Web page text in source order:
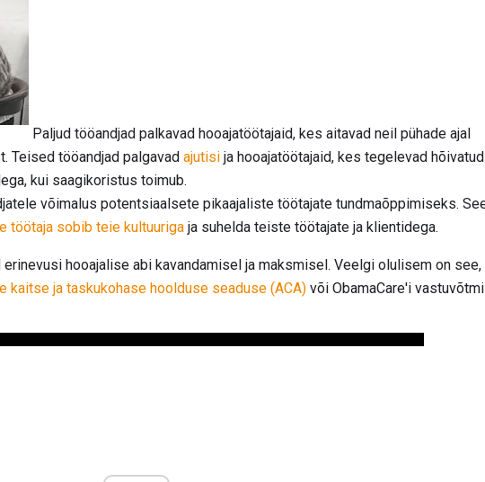
Paljud tööandjad palkavad hooajatöötajaid, kes aitavad neil pühade ajal
Teised tööandjad palgavad ajutisi ja hooajatöötajaid, kes tegelevad hõivatud
kui saagikoristus toimub.
võimalus potentsiaalsete pikaajaliste töötajate tundmaõppimiseks.
töötaja sobib teie kultuuriga ja suhelda teiste töötajate ja klientidega.
erinevusi hooajalise abi kavandamisel ja maksmisel. Veelgi olulisem on see,
kaitse ja taskukohase hoolduse seaduse (ACA) või ObamaCare'i